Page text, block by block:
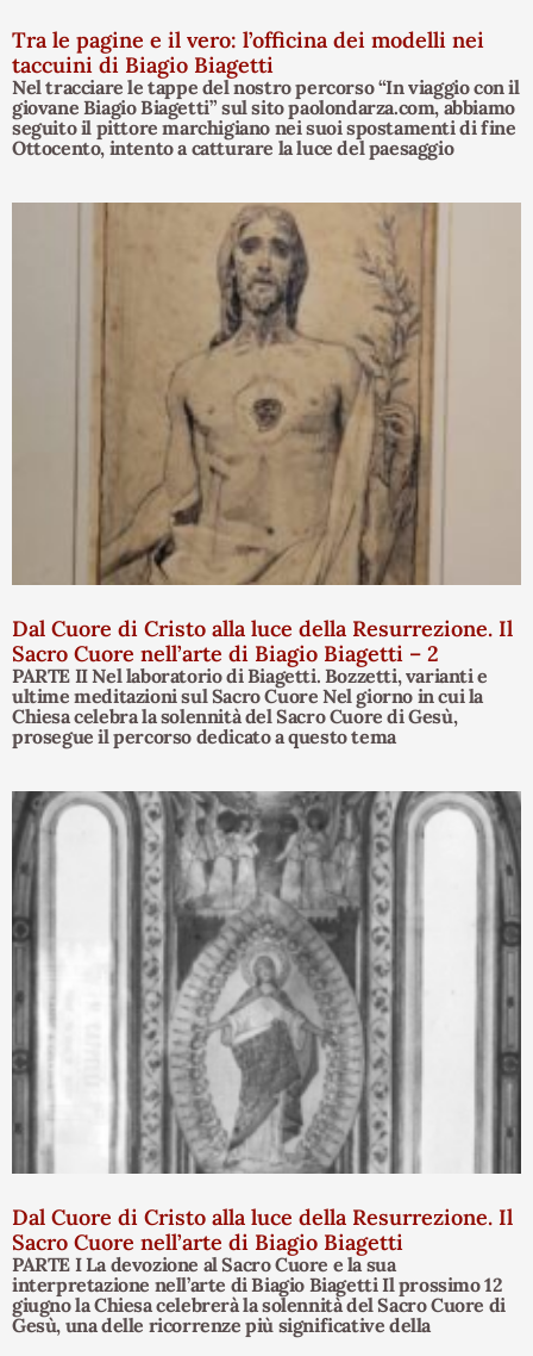
Tra le pagine e il vero: l’officina dei modelli nei
taccuini di Biagio Biagetti
Nel tracciare le tappe del nostro percorso “In viaggio con il
giovane Biagio Biagetti” sul sito paolondarza.com, abbiamo
seguito il pittore marchigiano nei suoi spostamenti di fine
Ottocento, intento a catturare la luce del paesaggio
Dal Cuore di Cristo alla luce della Resurrezione. Il
Sacro Cuore nell’arte di Biagio Biagetti – 2
PARTE II Nel laboratorio di Biagetti. Bozzetti, varianti e
ultime meditazioni sul Sacro Cuore Nel giorno in cui la
Chiesa celebra la solennità del Sacro Cuore di Gesù,
prosegue il percorso dedicato a questo tema
Dal Cuore di Cristo alla luce della Resurrezione. Il
Sacro Cuore nell’arte di Biagio Biagetti
PARTE I La devozione al Sacro Cuore e la sua
interpretazione nell’arte di Biagio Biagetti Il prossimo 12
giugno la Chiesa celebrerà la solennità del Sacro Cuore di
Gesù, una delle ricorrenze più significative della